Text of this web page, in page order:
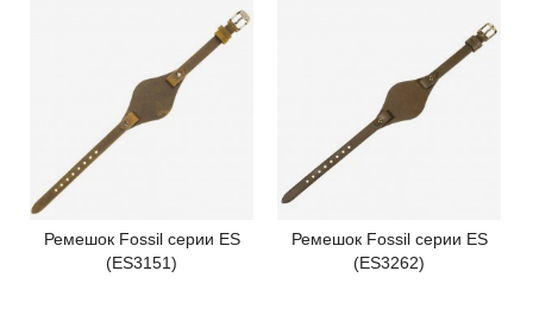
Ремешок Fossil серии ES
(ES3151)
Ремешок Fossil серии ES
(ES3262)